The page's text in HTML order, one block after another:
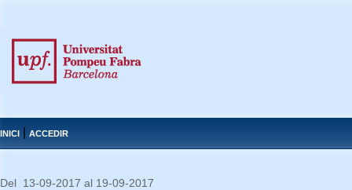
INICI ACCEDIR
Del 13-09-2017 al 19-09-2017